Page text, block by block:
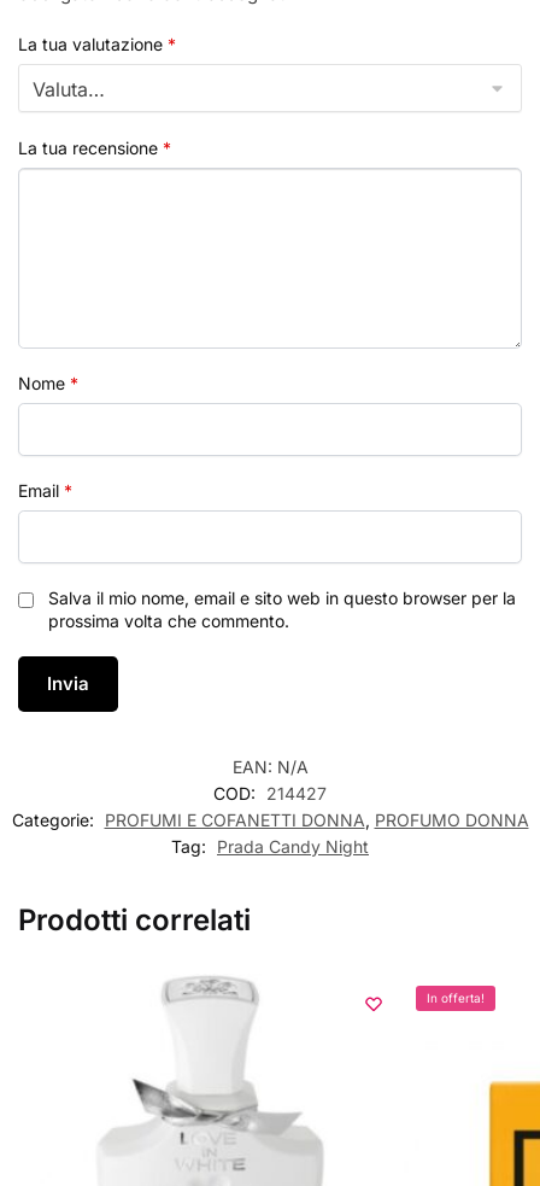
La tua valutazione *
La tua recensione *
Nome *
Email *
Salva il mio nome, email e sito web in questo browser per la
prossima volta che commento.
EAN: N/A
COD:
214427
Categorie:
PROFUMI E COFANETTI DONNA, PROFUMO DONNA
Tag:
Prada Candy Night
Prodotti correlati
In offerta!